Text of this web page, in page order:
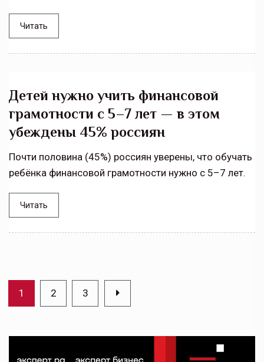
Читать
Детей нужно учить финансовой
грамотности с 5–7 лет — в этом
убеждены 45% россиян
Почти половина (45%) россиян уверены, что обучать
ребёнка финансовой грамотности нужно с 5–7 лет.
Читать
1 2 3